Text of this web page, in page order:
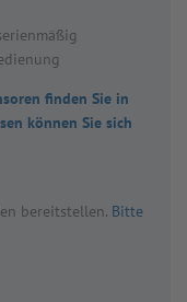
finden Sie in
können Sie sich
bereit­stel­len. Bitte